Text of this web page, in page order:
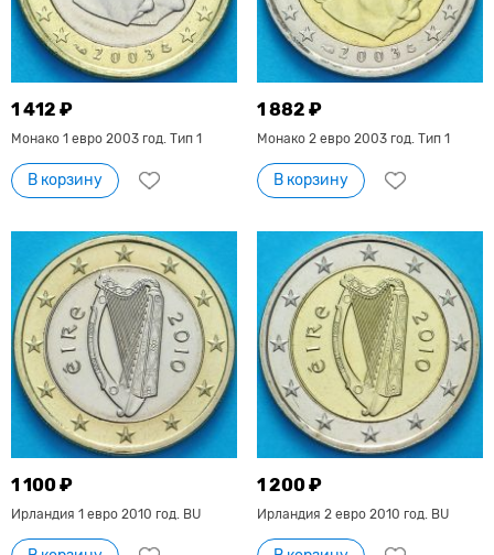
1 412 ₽
Монако 1 евро 2003 год. Тип 1
В корзину
1 882 ₽
Монако 2 евро 2003 год. Тип 1
В корзину
1 100 ₽
Ирландия 1 евро 2010 год. BU
1 200 ₽
Ирландия 2 евро 2010 год. BU